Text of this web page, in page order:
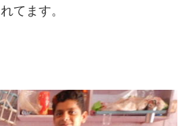
てます。